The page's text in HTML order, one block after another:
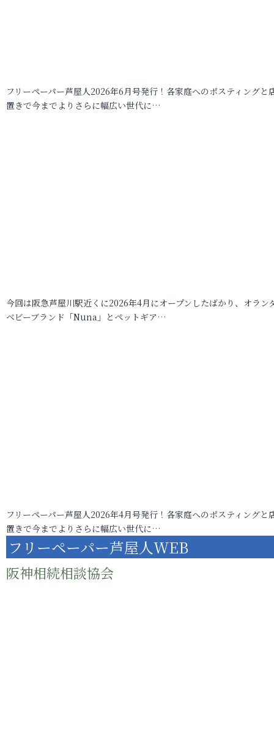
フリーペーパー芦屋人2026年6月号発行！各家庭へのポスティングと
置きで今までよりさらに幅広い世代に…
今回は阪急芦屋川駅近くに2026年4月にオープンしたばかり、オラン
ベビーブランド「Nuna」とペットギア…
フリーペーパー芦屋人2026年4月号発行！各家庭へのポスティングと
置きで今までよりさらに幅広い世代に…
フリーペーパー芦屋人WEB
阪神相続相談協会